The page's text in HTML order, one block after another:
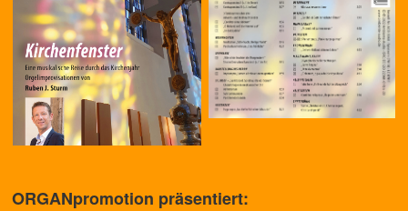
ORGANpromotion präsentiert: